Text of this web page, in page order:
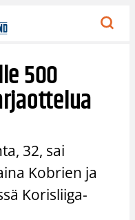
500
32, sai
Kobrien ja
Korisliiga-